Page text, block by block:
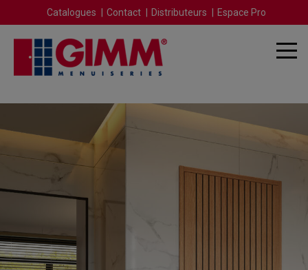
Catalogues Contact Distributeurs Espace Pro